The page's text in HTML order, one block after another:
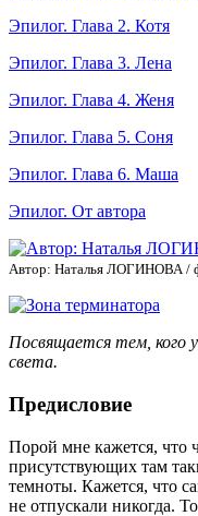
Эпилог. Глава 2. Котя
Эпилог. Глава 3. Лена
Эпилог. Глава 4. Женя
Эпилог. Глава 5. Соня
Эпилог. Глава 6. Маша
Эпилог. От автора
Автор: Наталья ЛОГИНОВА /
Посвящается тем, кого
света.
Предисловие
Порой мне кажется, что
присутствующих там
темноты. Кажется, что
не отпускали никогда.